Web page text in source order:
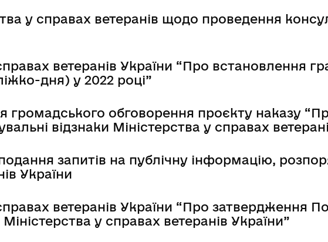
у справах ветеранів щодо проведення
ветеранів України “Про встановлення
дня) у 2022 році”
громадського обговорення проєкту наказу
відзнаки Міністерства у справах
запитів на публічну інформацію,
України
ветеранів України “Про затвердження
у справах ветеранів України”